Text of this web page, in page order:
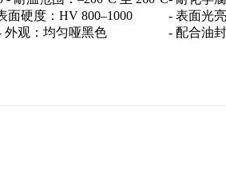
面硬度：HV 800–1000 - 表面光
外观：均匀哑黑色 - 配合油